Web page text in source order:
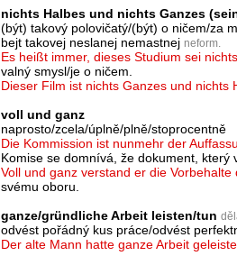
nichts Halbes und nichts Ganzes
(být) takový polovičatý/(být) o ničem/za
bejt takovej neslanej nemastnej neform.
Es heißt immer, dieses Studium sei
valný smysl/je o ničem.
Dieser Film ist nichts Ganzes und nichts
voll und ganz
naprosto/zcela/úplně/plně/stoprocentně
Die Kommission ist nunmehr der
Komise se domnívá, že dokument, který
Voll und ganz verstand er die Vorbehalte
svému oboru.
ganze/gründliche Arbeit leisten/tun
odvést pořádný kus práce/odvést
Der alte Mann hatte ganze Arbeit